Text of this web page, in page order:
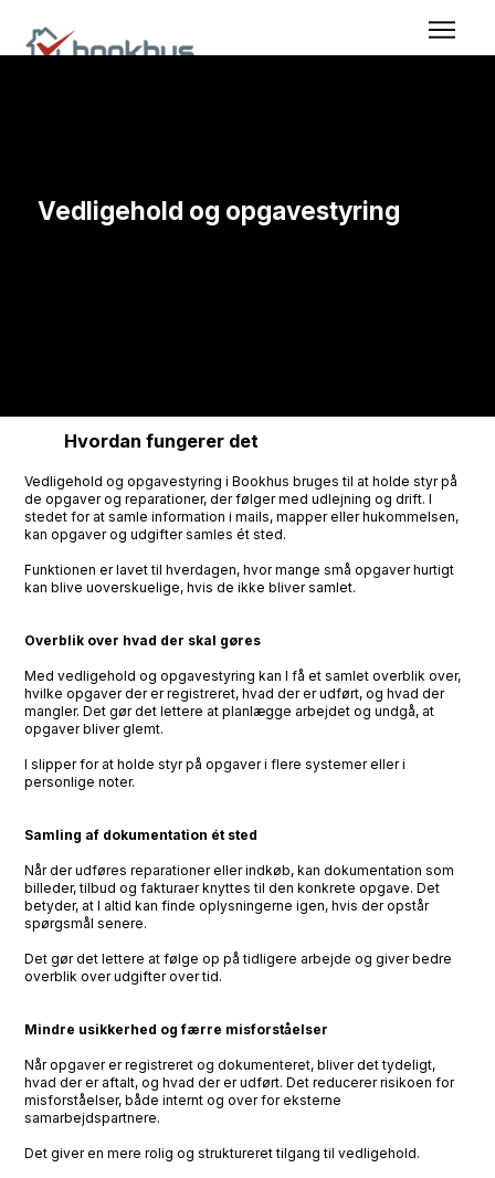
Vedligehold og opgavestyring
Hvordan fungerer det
Vedligehold og opgavestyring i Bookhus bruges til at holde styr på
de opgaver og reparationer, der følger med udlejning og drift. I
stedet for at samle information i mails, mapper eller hukommelsen,
kan opgaver og udgifter samles ét sted.
Funktionen er lavet til hverdagen, hvor mange små opgaver hurtigt
kan blive uoverskuelige, hvis de ikke bliver samlet.
Overblik over hvad der skal gøres
Med vedligehold og opgavestyring kan I få et samlet overblik over,
hvilke opgaver der er registreret, hvad der er udført, og hvad der
mangler. Det gør det lettere at planlægge arbejdet og undgå, at
opgaver bliver glemt.
I slipper for at holde styr på opgaver i flere systemer eller i
personlige noter.
Samling af dokumentation ét sted
Når der udføres reparationer eller indkøb, kan dokumentation som
billeder, tilbud og fakturaer knyttes til den konkrete opgave. Det
betyder, at I altid kan finde oplysningerne igen, hvis der opstår
spørgsmål senere.
Det gør det lettere at følge op på tidligere arbejde og giver bedre
overblik over udgifter over tid.
Mindre usikkerhed og færre misforståelser
Når opgaver er registreret og dokumenteret, bliver det tydeligt,
hvad der er aftalt, og hvad der er udført. Det reducerer risikoen for
misforståelser, både internt og over for eksterne
samarbejdspartnere.
Det giver en mere rolig og struktureret tilgang til vedligehold.